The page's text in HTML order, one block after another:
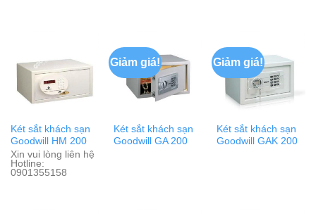
Két sắt khách sạn
Goodwill HM 200
Xin vui lòng liên hệ
Hotline:
0901355158
Giảm giá!
Két sắt khách sạn
Goodwill GA 200
Giảm giá!
Két sắt khách sạn
Goodwill GAK 200